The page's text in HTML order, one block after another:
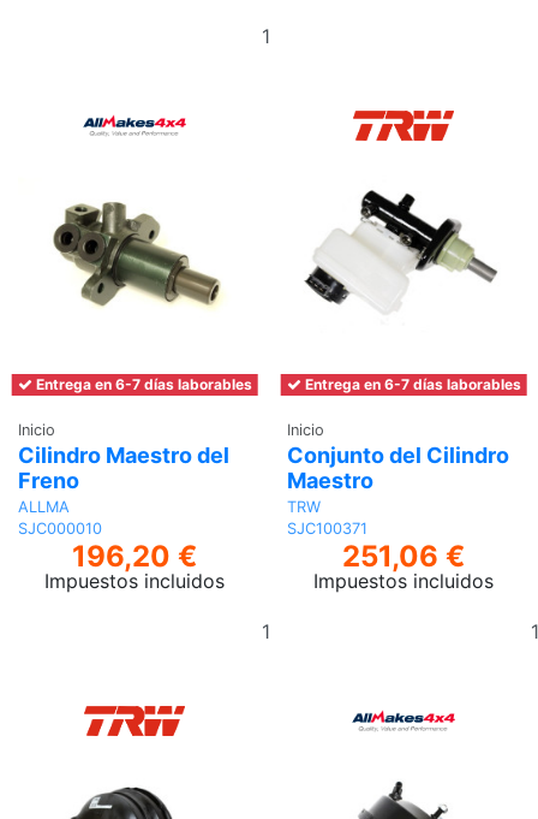
Entrega en 6-7 días laborables
Inicio
Cilindro Maestro del
Freno
ALLMA
SJC000010
196,20 €
Impuestos incluidos
Entrega en 6-7 días laborables
Inicio
Conjunto del Cilindro
Maestro
TRW
SJC100371
251,06 €
Impuestos incluidos